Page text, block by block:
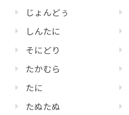
じょんどぅ
しんたに
そにどり
たかむら
たに
たぬたぬ